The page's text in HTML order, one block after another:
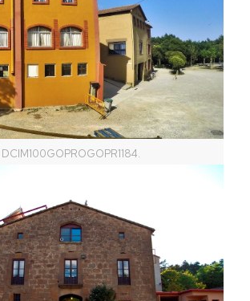
DCIM100GOPROGOPR1184.